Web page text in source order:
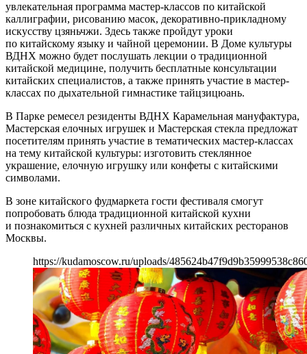
увлекательная программа мастер-классов по китайской
каллиграфии, рисованию масок, декоративно-прикладному
искусству цзяньчжи. Здесь также пройдут уроки
по китайскому языку и чайной церемонии. В Доме культуры
ВДНХ можно будет послушать лекции о традиционной
китайской медицине, получить бесплатные консультации
китайских специалистов, а также принять участие в мастер-
классах по дыхательной гимнастике тайцзицюань.
В Парке ремесел резиденты ВДНХ Карамельная мануфактура,
Мастерская елочных игрушек и Мастерская стекла предложат
посетителям принять участие в тематических мастер-классах
на тему китайской культуры: изготовить стеклянное
украшение, елочную игрушку или конфеты с китайскими
символами.
В зоне китайского фудмаркета гости фестиваля смогут
попробовать блюда традиционной китайской кухни
и познакомиться с кухней различных китайских ресторанов
Москвы.
https://kudamoscow.ru/uploads/